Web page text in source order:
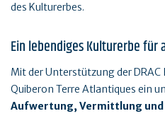
des Kulturerbes.
Ein lebendiges Kulturerbe für
Mit der Unterstützung der
Quiberon Terre Atlantiques ein
Aufwertung, Vermittlung und